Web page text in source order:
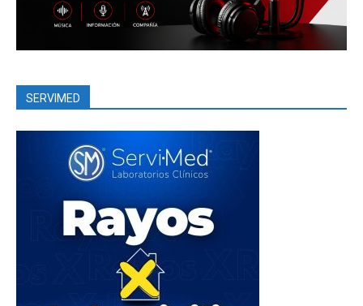
SERVIMED